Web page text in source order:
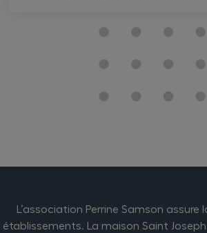
L’association Perrine Samson
établissements. La maison Saint